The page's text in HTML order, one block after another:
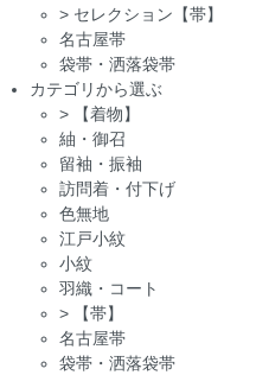
> セレクション【帯】
名古屋帯
袋帯・洒落袋帯
カテゴリから選ぶ
>
【着物】
紬・御召
留袖・振袖
訪問着・付下げ
色無地
江戸小紋
小紋
羽織・コート
>
【帯】
名古屋帯
袋帯・洒落袋帯